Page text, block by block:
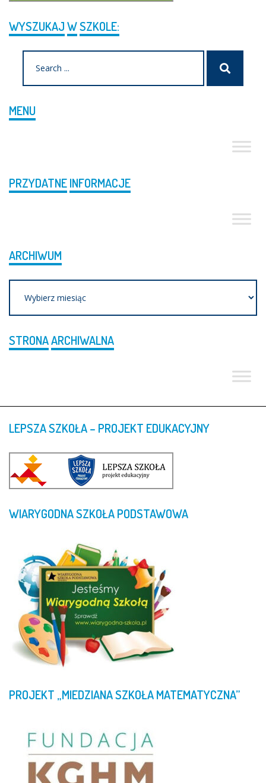
WYSZUKAJWSZKOLE:
MENU
PRZYDATNEINFORMACJE
ARCHIWUM
STRONAARCHIWALNA
LEPSZASZKOŁA– PROJEKT EDUKACYJNY
WIARYGODNASZKOŁAPODSTAWOWA
PROJEKT „MIEDZIANASZKOŁAMATEMATYCZNA”